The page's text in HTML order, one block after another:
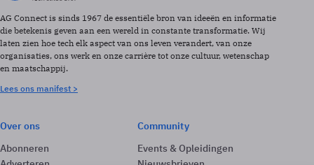
AG Connect is sinds 1967 de essentiële bron van ideeën en informatie
die betekenis geven aan een wereld in constante transformatie. Wij
laten zien hoe tech elk aspect van ons leven verandert, van onze
organisaties, ons werk en onze carrière tot onze cultuur, wetenschap
en maatschappij.
Lees ons manifest >
Over ons
Abonneren
Community
Events & Opleidingen